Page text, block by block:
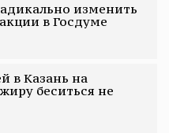
изменить
в Госдуме
в Казань на
беситься не